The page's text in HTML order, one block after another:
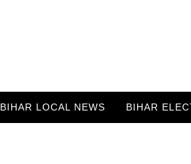
BIHAR LOCAL NEWS BIHAR